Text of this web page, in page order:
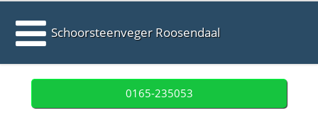
Schoorsteenveger Roosendaal
0165-235053